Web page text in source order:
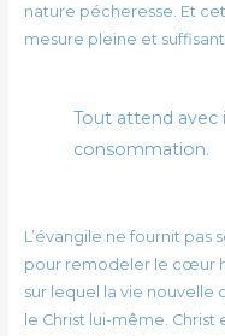
nature pécheresse. Et
mesure pleine et
Tout attend avec
consommation.
L’évangile ne fournit
pour remodeler le cœur
sur lequel la vie
le Christ lui-même.